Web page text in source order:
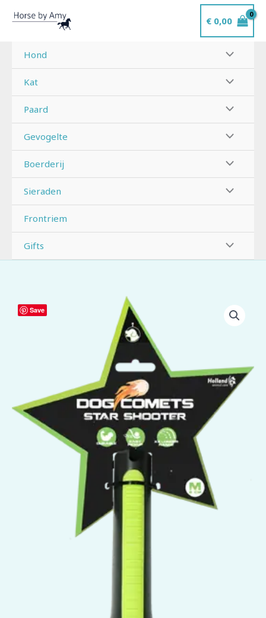
naar
inhoud
€0,00
Hond
Kat
Paard
Gevogelte
Boerderij
Sieraden
Frontriem
Gifts
Save
Dog
Comets